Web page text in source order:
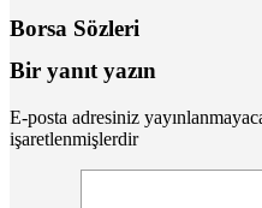
Borsa Sözleri
Bir yanıt yazın
E-posta adresiniz
işaretlenmişlerdir